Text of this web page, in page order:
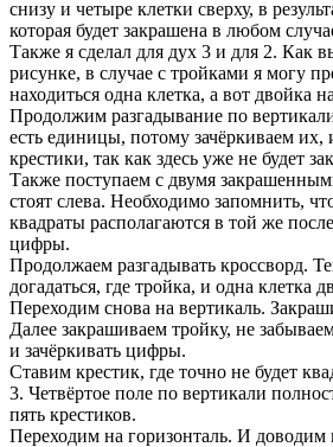
снизу и четыре клетки сверху, в
которая будет закрашена в любом
Также я сделал для дух 3 и для 2. Как
рисунке, в случае с тройками я могу
находиться одна клетка, а вот двойка
Продолжим разгадывание по
есть единицы, потому зачёркиваем их,
крестики, так как здесь уже не будет
Также поступаем с двумя
стоят слева. Необходимо запомнить,
квадраты располагаются в той же
цифры.
Продолжаем разгадывать кроссворд.
догадаться, где тройка, и одна клетка
Переходим снова на вертикаль.
Далее закрашиваем тройку, не
и зачёркивать цифры.
Ставим крестик, где точно не будет
3. Четвёртое поле по вертикали
пять крестиков.
Переходим на горизонталь. И доводим